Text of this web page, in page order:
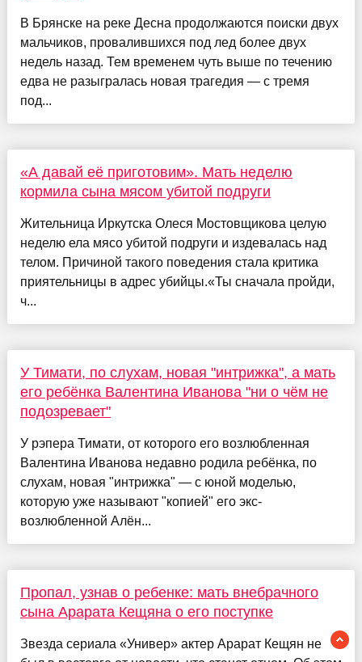
В Брянске на реке Десна продолжаются поиски двух
мальчиков, провалившихся под лед более двух
недель назад. Тем временем чуть выше по течению
едва не разыгралась новая трагедия — с тремя
под...
«А давай её приготовим». Мать неделю
кормила сына мясом убитой подруги
Жительница Иркутска Олеся Мостовщикова целую
неделю ела мясо убитой подруги и издевалась над
телом. Причиной такого поведения стала критика
приятельницы в адрес убийцы.«Ты сначала пройди,
ч...
У Тимати, по слухам, новая "интрижка", а мать
его ребёнка Валентина Иванова "ни о чём не
подозревает"
У рэпера Тимати, от которого его возлюбленная
Валентина Иванова недавно родила ребёнка, по
слухам, новая "интрижка" — с юной моделью,
которую уже называют "копией" его экс-
возлюбленной Алён...
Пропал, узнав о ребенке: мать внебрачного
сына Арарата Кещяна о его поступке
Звезда сериала «Универ» актер Арарат Кещян не